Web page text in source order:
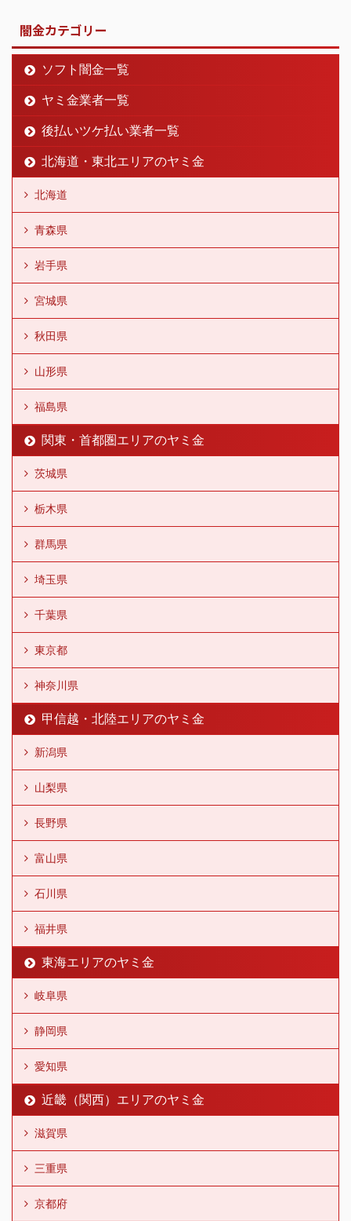
闇金カテゴリー
ソフト闇金一覧
ヤミ金業者一覧
後払いツケ払い業者一覧
北海道・東北エリアのヤミ金
北海道
青森県
岩手県
宮城県
秋田県
山形県
福島県
関東・首都圏エリアのヤミ金
茨城県
栃木県
群馬県
埼玉県
千葉県
東京都
神奈川県
甲信越・北陸エリアのヤミ金
新潟県
山梨県
長野県
富山県
石川県
福井県
東海エリアのヤミ金
岐阜県
静岡県
愛知県
近畿（関西）エリアのヤミ金
滋賀県
三重県
京都府